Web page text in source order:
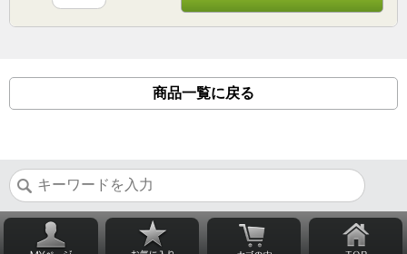
商品一覧に戻る